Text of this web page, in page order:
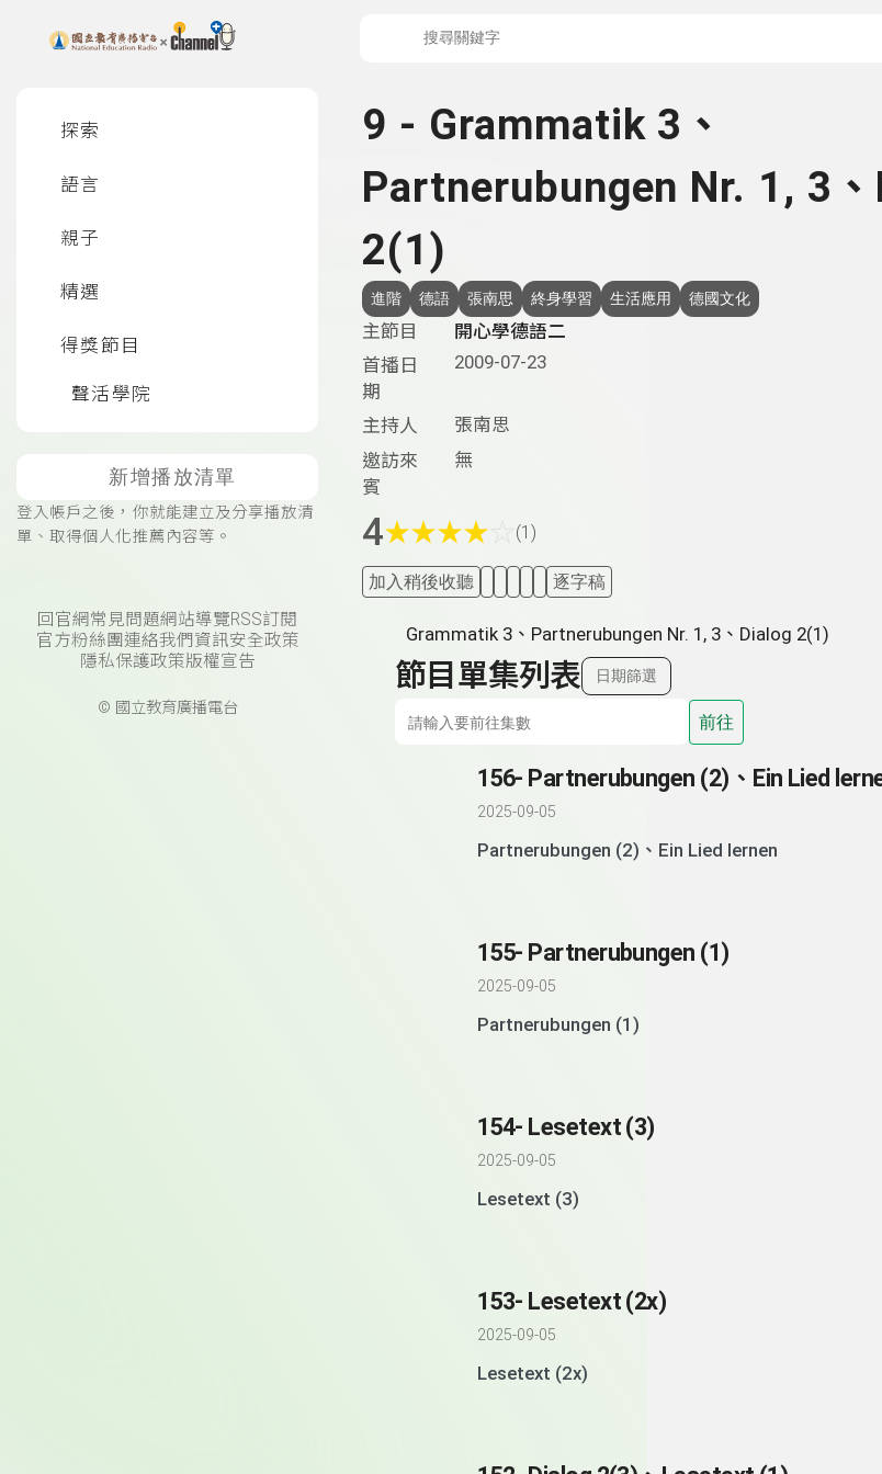
上方功能區塊
探索
語言
親子
精選
得獎節目
聲活學院
新增播放清單
登入帳戶之後，你就能建立及分享播放清
單、取得個人化推薦內容等。
回官網常見問題網站導覽RSS訂閱
官方粉絲團連絡我們 資訊安全政策
隱私保護政策版權宣告
© 國立教育廣播電台
9 - Grammatik 3、
Partnerubungen Nr. 1, 3
2(1)
進階 德語 張南思 終身學習 生活應用 德國文化
主節目
開心學德語二
首播日
期
2009-07-23
主持人
張南思
邀訪來
賓
無
4★★★★ (1)
加入稍後收聽 逐字稿
Grammatik 3、Partnerubungen Nr. 1, 3、Dialog 2(1)
節目單集列表 日期篩選
前往
156- Partnerubungen (2)、Ein Lied
2025-09-05
Partnerubungen (2)、Ein Lied lernen
155- Partnerubungen (1)
2025-09-05
Partnerubungen (1)
154- Lesetext (3)
2025-09-05
Lesetext (3)
153- Lesetext (2x)
2025-09-05
Lesetext (2x)